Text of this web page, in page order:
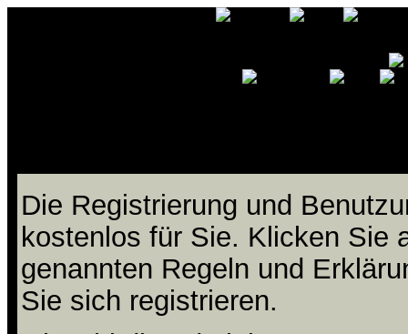
Die Registrierung und
kostenlos für Sie. Klicken Sie
genannten Regeln und
Sie sich registrieren.